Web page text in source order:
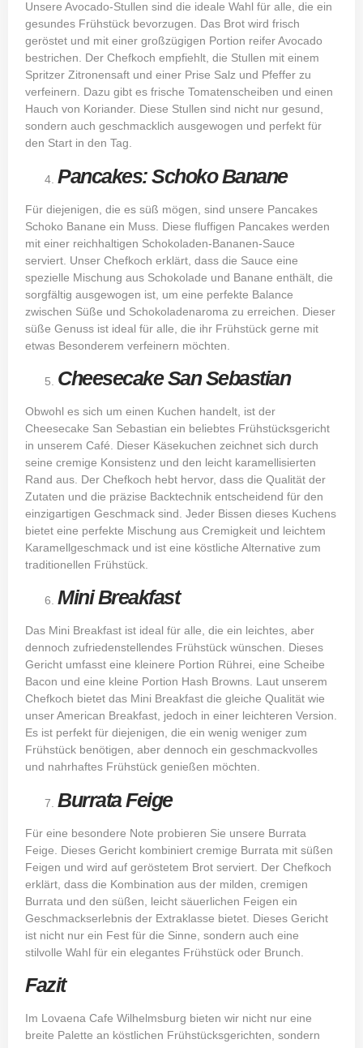
Unsere Avocado-Stullen sind die ideale Wahl für alle, die ein
gesundes Frühstück bevorzugen. Das Brot wird frisch
geröstet und mit einer großzügigen Portion reifer Avocado
bestrichen. Der Chefkoch empfiehlt, die Stullen mit einem
Spritzer Zitronensaft und einer Prise Salz und Pfeffer zu
verfeinern. Dazu gibt es frische Tomatenscheiben und einen
Hauch von Koriander. Diese Stullen sind nicht nur gesund,
sondern auch geschmacklich ausgewogen und perfekt für
den Start in den Tag.
Pancakes: Schoko Banane
Für diejenigen, die es süß mögen, sind unsere Pancakes
Schoko Banane ein Muss. Diese fluffigen Pancakes werden
mit einer reichhaltigen Schokoladen-Bananen-Sauce
serviert. Unser Chefkoch erklärt, dass die Sauce eine
spezielle Mischung aus Schokolade und Banane enthält, die
sorgfältig ausgewogen ist, um eine perfekte Balance
zwischen Süße und Schokoladenaroma zu erreichen. Dieser
süße Genuss ist ideal für alle, die ihr Frühstück gerne mit
etwas Besonderem verfeinern möchten.
Cheesecake San Sebastian
Obwohl es sich um einen Kuchen handelt, ist der
Cheesecake San Sebastian ein beliebtes Frühstücksgericht
in unserem Café. Dieser Käsekuchen zeichnet sich durch
seine cremige Konsistenz und den leicht karamellisierten
Rand aus. Der Chefkoch hebt hervor, dass die Qualität der
Zutaten und die präzise Backtechnik entscheidend für den
einzigartigen Geschmack sind. Jeder Bissen dieses Kuchens
bietet eine perfekte Mischung aus Cremigkeit und leichtem
Karamellgeschmack und ist eine köstliche Alternative zum
traditionellen Frühstück.
Mini Breakfast
Das Mini Breakfast ist ideal für alle, die ein leichtes, aber
dennoch zufriedenstellendes Frühstück wünschen. Dieses
Gericht umfasst eine kleinere Portion Rührei, eine Scheibe
Bacon und eine kleine Portion Hash Browns. Laut unserem
Chefkoch bietet das Mini Breakfast die gleiche Qualität wie
unser American Breakfast, jedoch in einer leichteren Version.
Es ist perfekt für diejenigen, die ein wenig weniger zum
Frühstück benötigen, aber dennoch ein geschmackvolles
und nahrhaftes Frühstück genießen möchten.
Burrata Feige
Für eine besondere Note probieren Sie unsere Burrata
Feige. Dieses Gericht kombiniert cremige Burrata mit süßen
Feigen und wird auf geröstetem Brot serviert. Der Chefkoch
erklärt, dass die Kombination aus der milden, cremigen
Burrata und den süßen, leicht säuerlichen Feigen ein
Geschmackserlebnis der Extraklasse bietet. Dieses Gericht
ist nicht nur ein Fest für die Sinne, sondern auch eine
stilvolle Wahl für ein elegantes Frühstück oder Brunch.
Fazit
Im Lovaena Cafe Wilhelmsburg bieten wir nicht nur eine
breite Palette an köstlichen Frühstücksgerichten, sondern